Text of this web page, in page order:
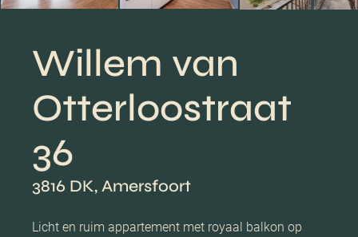
Willem van
Otterloostraat
36
3816 DK, Amersfoort
Licht en ruim appartement met royaal balkon op